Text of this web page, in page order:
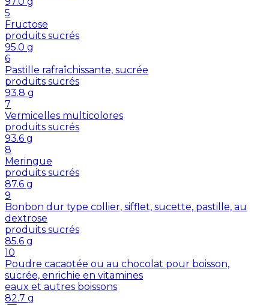
5
Fructose
produits sucrés
95.0 g
6
Pastille rafraîchissante, sucrée
produits sucrés
93.8 g
7
Vermicelles multicolores
produits sucrés
93.6 g
8
Meringue
produits sucrés
87.6 g
9
Bonbon dur type collier, sifflet, sucette, pastille, au
dextrose
produits sucrés
85.6 g
10
Poudre cacaotée ou au chocolat pour boisson,
sucrée, enrichie en vitamines
eaux et autres boissons
82.7 g